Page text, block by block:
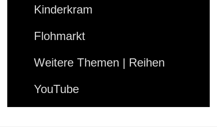
Kinderkram
Flohmarkt
Weitere Themen | Reihen
YouTube